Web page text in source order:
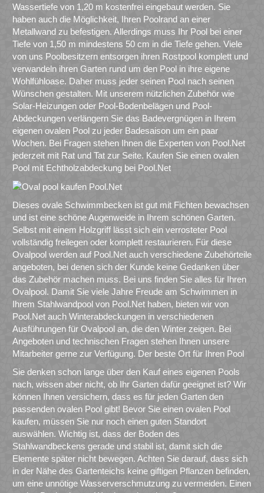
Wassertiefe von 1,20 m kostenfrei eingebaut werden. Sie
haben auch die Möglichkeit, Ihren Poolrand an einer
Metallwand zu befestigen. Allerdings muss Ihr Pool bei einer
Tiefe von 1,50 m mindestens 50 cm in die Tiefe gehen. Viele
von uns Poolbesitzern entsorgen ihren Rostpool komplett und
verwandeln ihren Garten rund um den Pool in ihre eigene
Wohlfühloase. Daher muss jeder seinen Pool nach seinen
Wünschen gestalten. Mit unserem nützlichen Zubehör wie
Solar-Heizungen oder Pool-Bodenbelägen und Pool-
Abdeckungen verlängern Sie das Badevergnügen in Ihrem
eigenen ovalen Pool zu jeder Badesaison um ein paar
Wochen. Bei Fragen stehen Ihnen die Experten von Pool.Net
jederzeit mit Rat und Tat zur Seite. Kaufen Sie einen ovalen
Pool mit Echtholzabdeckung bei Pool.Net
Dieses ovale Schwimmbecken ist gut mit Fichten bewachsen
und ist eine schöne Augenweide in Ihrem schönen Garten.
Selbst mit einem Holzgriff lässt sich ein verrosteter Pool
vollständig freilegen oder komplett restaurieren. Für diese
Ovalpool werden auf Pool.Net auch verschiedene Zubehörteile
angeboten, bei denen sich der Kunde keine Gedanken über
das Zubehör machen muss. Bei uns finden Sie alles für Ihren
Ovalpool. Damit Sie viele Jahre Freude am Schwimmen in
Ihrem Stahlwandpool von Pool.Net haben, bieten wir von
Pool.Net auch Winterabdeckungen in verschiedenen
Ausführungen für Ovalpool an, die den Winter zeigen. Bei
Angeboten und technischen Fragen stehen Ihnen unsere
Mitarbeiter gerne zur Verfügung. Der beste Ort für Ihren Pool
Sie denken schon lange über den Kauf eines eigenen Pools
nach, wissen aber nicht, ob Ihr Garten dafür geeignet ist? Wir
können Ihnen versichern, dass es für jeden Garten den
passenden ovalen Pool gibt! Bevor Sie einen ovalen Pool
kaufen, müssen Sie nur noch einen guten Standort
auswählen. Wichtig ist, dass der Boden des
Stahlwandbeckens gerade und stabil ist, damit sich die
Elemente später nicht bewegen. Achten Sie darauf, dass sich
in der Nähe des Gartenteichs keine giftigen Pflanzen befinden,
um eine unnötige Wasserverschmutzung zu vermeiden. Einen